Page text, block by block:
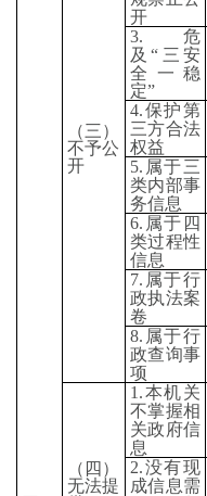
（三）
不予公
开
开
3. 危
及“ 三安
全一稳
定”
4.保护第
三方合法
权益
5. 属于三
类内部事
务信息
6. 属于四
类过程性
信息
7. 属于行
政执法案
卷
8. 属于行
政查询事
项
（四）
无法提
1.本机关
不掌握相
关政府信
息
2.没有现
成信息需